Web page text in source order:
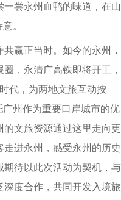
尝永州血鸭的味道，在山
。
赢正当时。如今的永州，
，永清广高铁即将开工，
代，为两地文旅互动按
州作为重要口岸城市的优
文旅资源通过这里走向更
进永州，感受永州的历史
待以此次活动为契机，与
深度合作，共同开发入境旅